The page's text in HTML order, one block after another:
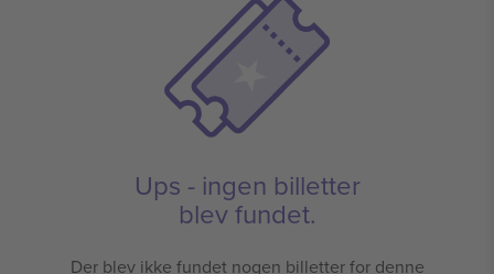
Ups - ingen billetter
blev fundet.
Der blev ikke fundet nogen billetter for denne